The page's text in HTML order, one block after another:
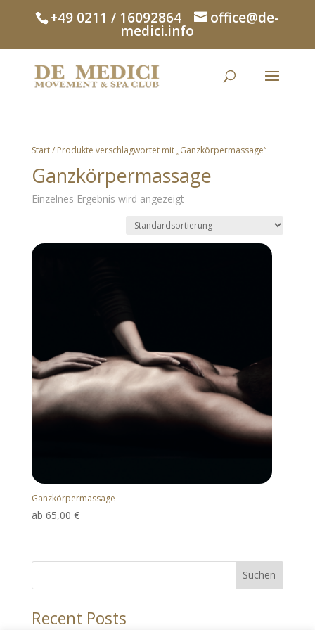
+49 0211 / 16092864 office@de-
medici.info
Start/ Produkte verschlagwortet mit „Ganzkörpermassage“
Ganzkörpermassage
Einzelnes Ergebnis wird angezeigt
Ganzkörpermassage
ab 65,00 €
Suchen
Recent Posts